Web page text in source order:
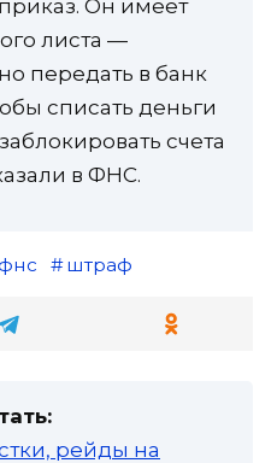
Он имеет
листа —
передать в банк
списать деньги
счета
в ФНС.
фнс штраф
рейды на